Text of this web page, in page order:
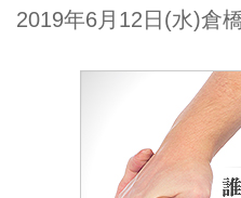
2019年6月12日(水)倉